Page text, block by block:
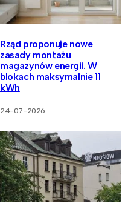
Rząd proponuje nowe
zasady montażu
magazynów energii. W
blokach maksymalnie 11
kWh
24-07-2026